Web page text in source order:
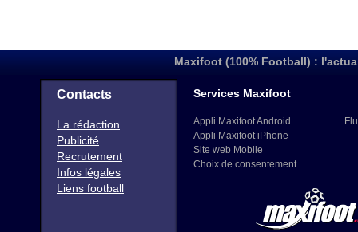
Maxifoot (100% Football) :
Contacts
La rédaction
Publicité
Recrutement
Infos légales
Liens football
Services Maxifoot
Appli Maxifoot Android
Appli Maxifoot iPhone
Site web Mobile
Choix de consentement